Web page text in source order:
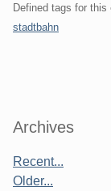
Defined tags for this
stadtbahn
Sidebar
Archives
Recent...
Older...